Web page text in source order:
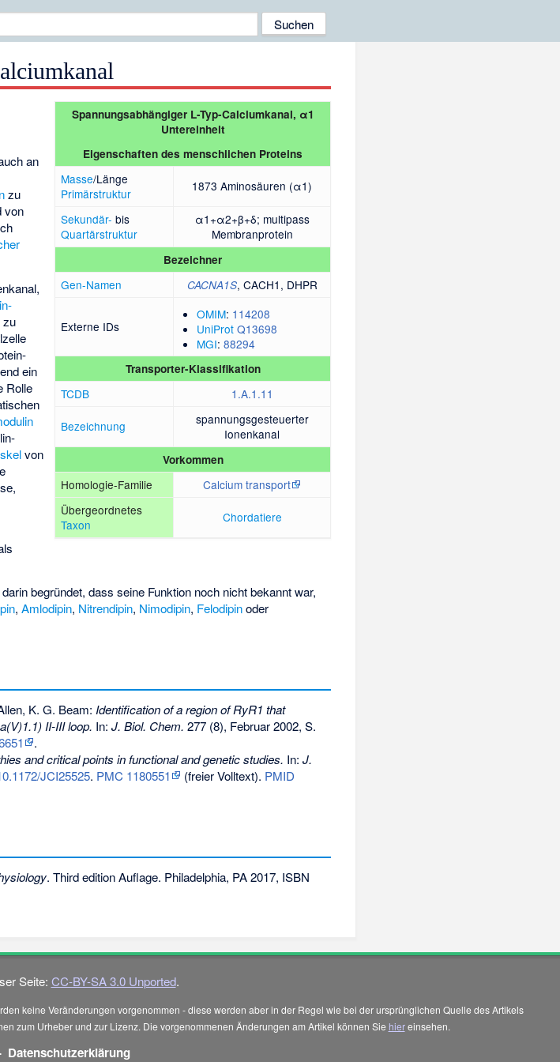
Spannungsabhängiger L-Typ-Calciumkanal, α1
Untereinheit
Eigenschaften des menschlichen Proteins
Masse/Länge
Primärstruktur
1873 Aminosäuren (α1)
Sekundär- bis
Quartärstruktur
α1+α2+β+δ; multipass
Membranprotein
Bezeichner
Gen-Namen CACNA1S, CACH1, DHPR
Externe IDs
OMIM: 114208
UniProt Q13698
MGI: 88294
Transporter-Klassifikation
TCDB 1.A.1.11
Bezeichnung
spannungsgesteuerter
Ionenkanal
Vorkommen
Homologie-Familie
Calcium transport
Übergeordnetes
Taxon
Chordatiere
an
zu
von
zu
ein
Rolle
von
begründet, dass seine Funktion noch nicht bekannt war,
,Amlodipin, Nitrendipin, Nimodipin, Felodipinoder
K. G. Beam: Identification of a region of RyR1 that
II-III loop. In: J. Biol. Chem. 277 (8), Februar 2002, S.
.
and critical points in functional and genetic studies. In: J.
JCI25525. PMC 1180551 (freier Volltext). PMID
. Third edition Auflage. Philadelphia, PA 2017, ISBN
Seite: CC-BY-SA 3.0 Unported.
keine Veränderungen vorgenommen - diese werden aber in der Regel wie bei der ursprünglichen Quelle des Artikels
zum Urheber und zur Lizenz. Die vorgenommenen Änderungen am Artikel können Sie hiereinsehen.
Datenschutzerklärung